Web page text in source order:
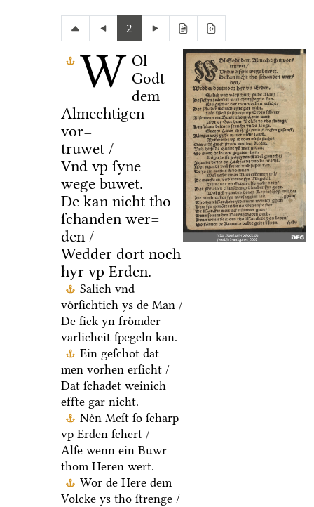
2
W Ol
Godt
dem
Almechtigen
vor=
truwet /
Vnd vp ſyne
wege buwet.
De kan nicht tho
ſchanden wer=
den /
Wedder dort noch
hyr vp Erden.
Salich vnd
voͤrſichtich ys de Man /
De ſick yn froͤmder
varlicheit ſpegeln kan.
Ein geſchot dat
men vorhen erſicht /
Dat ſchadet weinich
effte gar nicht.
Neͤn Meſt ſo ſcharp
vp Erden ſchert /
Alſe wenn ein Buwr
thom Heren wert.
Wor de Here dem
Volcke ys tho ſtrenge /